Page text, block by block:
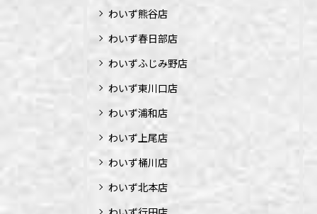
わいず熊谷店
わいず春日部店
わいずふじみ野店
わいず東川口店
わいず浦和店
わいず上尾店
わいず桶川店
わいず北本店